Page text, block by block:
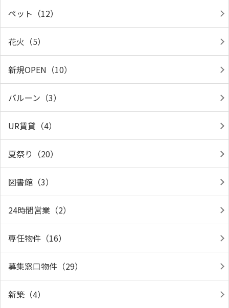
ペット（12）
花火（5）
新規OPEN（10）
バルーン（3）
UR賃貸（4）
夏祭り（20）
図書館（3）
24時間営業（2）
専任物件（16）
募集窓口物件（29）
新築（4）